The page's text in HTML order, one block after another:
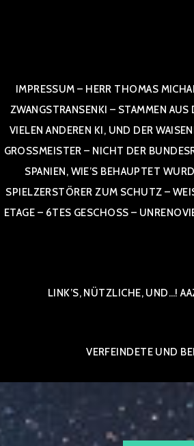
IMPRESSUM – HERR THOMAS
ZWANGSTRANSENKI – STAMMEN
VIELEN ANDEREN KI, UND DER
OSSMEISTER – NICHT DER
NIEN, WIE’S BEHAUPTET WURDE
SPIELZERSTÖRER ZUM SCHUTZ –
TAGE – 6TES GESCHOSS –
LINK’S, NÜTZLICHE, UND…!
VERFEINDETE UND